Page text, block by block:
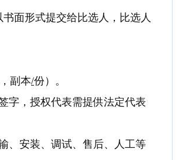
面形式提交给比选人，比选人
副本/份）。
字，授权代表需提供法定代表
、安装、调试、售后、人工等